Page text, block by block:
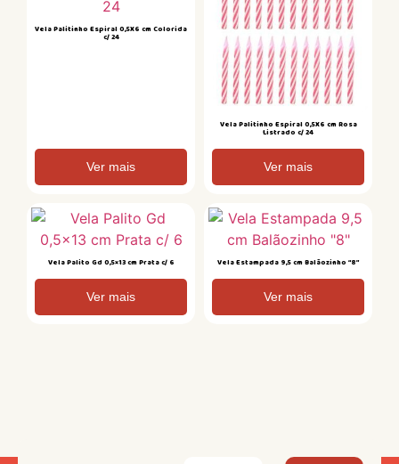
Vela Palitinho Espiral 0,5X6 cm Colorida
c/ 24
Ver mais
Vela Palitinho Espiral 0,5X6 cm Rosa
Listrado c/ 24
Ver mais
Vela Palito Gd 0,5×13 cm Prata c/ 6
Ver mais
Vela Estampada 9,5 cm Balãozinho “8”
Ver mais